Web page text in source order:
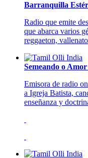
Barranquilla
Radio que emite
que abarca varios
reggaeton,
Semeando o
Emisora de radio
a Igreja Batista,
enseñanza y